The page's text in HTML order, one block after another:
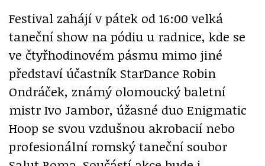
Festival zahájí v pátek od 16:00 velká
taneční show na pódiu u radnice, kde se
ve čtyřhodinovém pásmu mimo jiné
představí účastník StarDance Robin
Ondráček, známý olomoucký baletní
mistr Ivo Jambor, úžasné duo Enigmatic
Hoop se svou vzdušnou akrobacií nebo
profesionální romský taneční soubor